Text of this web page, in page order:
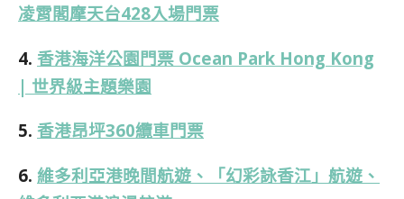
凌霄閣摩天台428入場門票
4. 香港海洋公園門票 Ocean Park Hong Kong
| 世界級主題樂園
5. 香港昂坪360纜車門票
6. 維多利亞港晚間航遊、「幻彩詠香江」航遊、